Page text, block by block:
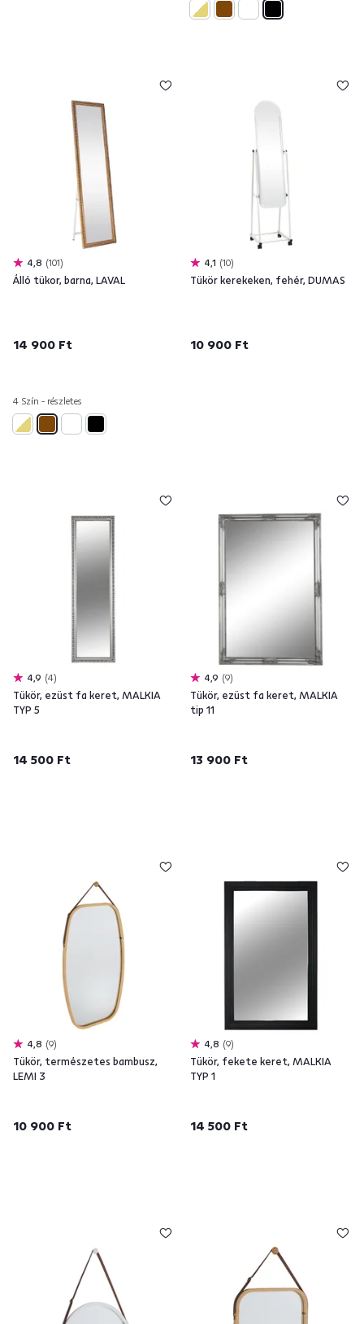
4,8 101
Álló tükor, barna, LAVAL
14 900 Ft
4 Szín - részletes
4,1 10
Tükör kerekeken, fehér, DUMAS
10 900 Ft
4,9 4
Tükör, ezüst fa keret, MALKIA
TYP 5
14 500 Ft
4,9 9
Tükör, ezüst fa keret, MALKIA
tip 11
13 900 Ft
4,8 9
Tükör, természetes bambusz,
LEMI 3
10 900 Ft
4,8 9
Tükör, fekete keret, MALKIA
TYP 1
14 500 Ft